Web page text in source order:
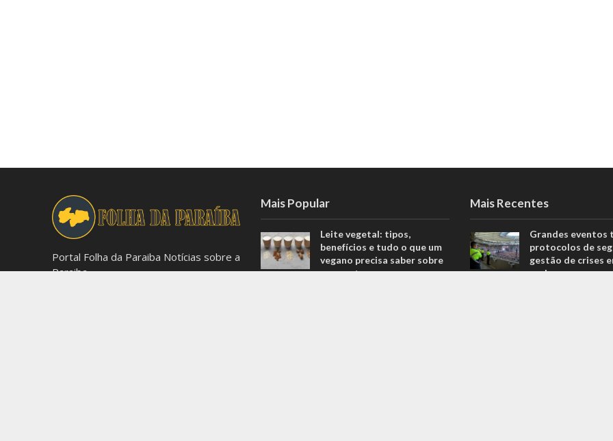
Portal Folha da Paraiba Notícias sobre a
Paraiba
Mais Popular
Leite vegetal: tipos,
benefícios e tudo o que um
vegano precisa saber sobre
o assunto
Mais Recentes
Grandes eventos
protocolos de
gestão de crises
real